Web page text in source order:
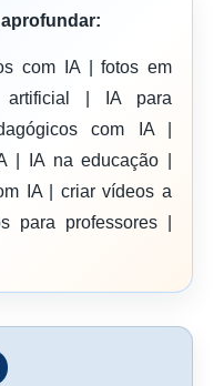
com IA | fotos em
artificial | IA para
com IA |
| IA na educação |
IA | criar vídeos a
para professores |